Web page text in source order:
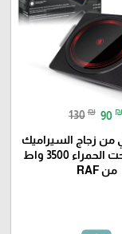
130 ₪ 90 ₪
من زجاج السيراميك
بالأشعة تحت الحمراء 3500 واط
من RAF